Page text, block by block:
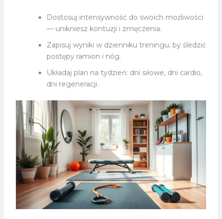
Dostosuj intensywność do swoich możliwości
— unikniesz kontuzji i zmęczenia.
Zapisuj wyniki w dzienniku treningu, by śledzić
postępy ramion i nóg.
Układaj plan na tydzień: dni siłowe, dni cardio,
dni regeneracji.